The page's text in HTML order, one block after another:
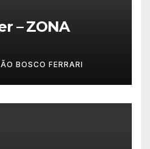
– ZONA
BOSCO FERRARI